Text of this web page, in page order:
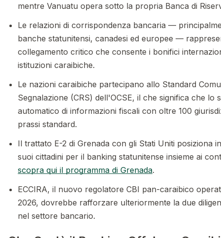
mentre Vanuatu opera sotto la propria Banca di
Le relazioni di corrispondenza bancaria —
banche statunitensi, canadesi ed europee —
collegamento critico che consente i bonifici
istituzioni caraibiche.
Le nazioni caraibiche partecipano allo Standard
Segnalazione (CRS) dell'OCSE, il che significa che lo
automatico di informazioni fiscali con oltre 100
prassi standard.
Il trattato E-2 di Grenada con gli Stati Uniti posiziona
suoi cittadini per il banking statunitense insieme ai
scopra qui il programma di Grenada.
ECCIRA, il nuovo regolatore CBI pan-caraibico
2026, dovrebbe rafforzare ulteriormente la due
nel settore bancario.